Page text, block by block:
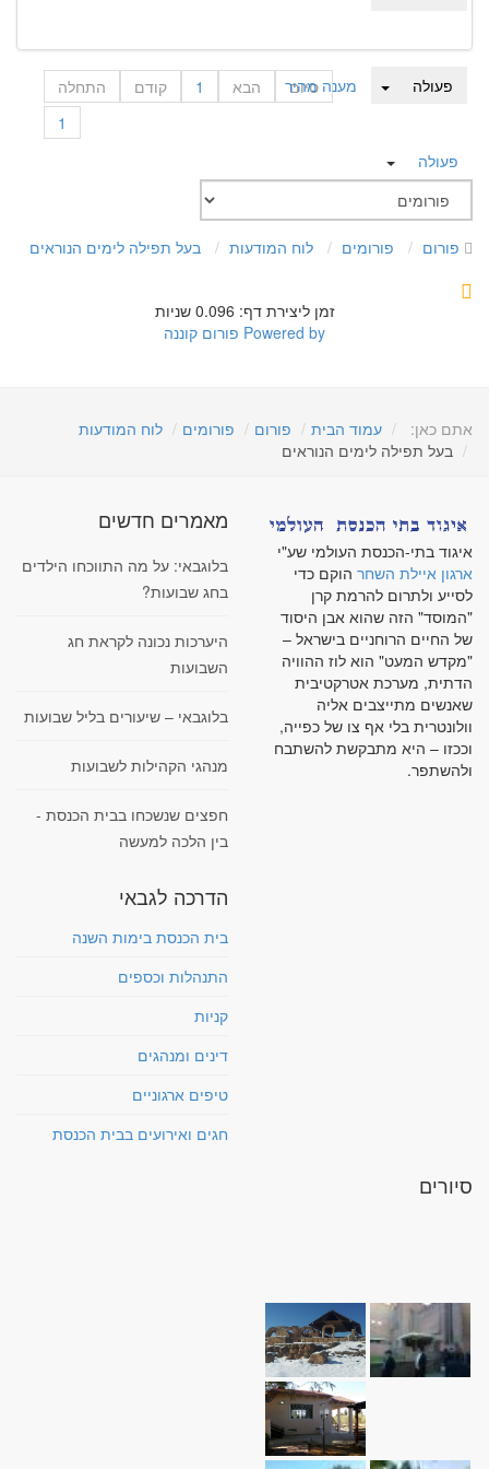
מענה מהיר פעולה התחלה קודם 1 הבא
סיום
1
פעולה
פורום פורומים לוח המודעות בעל תפילה לימים הנוראים
זמן ליצירת דף: 0.096 שניות
Powered by פורום קוננה
אתם כאן: עמוד הבית פורום פורומים
לוח המודעות
בעל תפילה לימים הנוראים
איגוד בתי-הכנסת העולמי שע"י
ארגון איילת השחר הוקם כדי
לסייע ולתרום להרמת קרן
"המוסד" הזה שהוא אבן היסוד
של החיים הרוחניים בישראל –
"מקדש המעט" הוא לוז ההוויה
הדתית, מערכת אטרקטיבית
שאנשים מתייצבים אליה
וולונטרית בלי אף צו של כפייה,
וככזו – היא מתבקשת להשתבח
ולהשתפר.
מאמרים חדשים
בלוגבאי: על מה התווכחו הילדים
בחג שבועות?
היערכות נכונה לקראת חג
השבועות
בלוגבאי – שיעורים בליל שבועות
מנהגי הקהילות לשבועות
חפצים שנשכחו בבית הכנסת -
בין הלכה למעשה
הדרכה לגבאי
בית הכנסת בימות השנה
התנהלות וכספים
קניות
דינים ומנהגים
טיפים ארגוניים
חגים ואירועים בבית הכנסת
סיורים